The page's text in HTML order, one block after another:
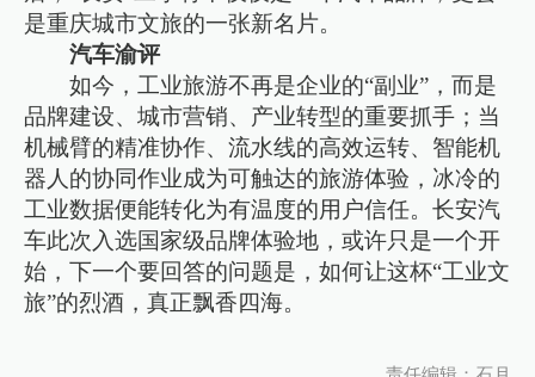
是重庆城市文旅的一张新名片。
汽车渝评
如今，工业旅游不再是企业的“副业”，而是
品牌建设、城市营销、产业转型的重要抓手；当
机械臂的精准协作、流水线的高效运转、智能机
器人的协同作业成为可触达的旅游体验，冰冷的
工业数据便能转化为有温度的用户信任。长安汽
车此次入选国家级品牌体验地，或许只是一个开
始，下一个要回答的问题是，如何让这杯“工业文
旅”的烈酒，真正飘香四海。